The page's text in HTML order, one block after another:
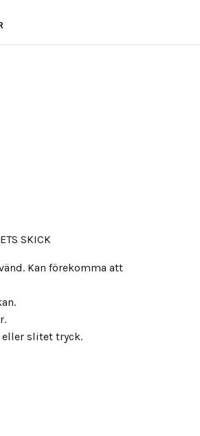
SKICK
Kan förekomma att
slitet tryck.